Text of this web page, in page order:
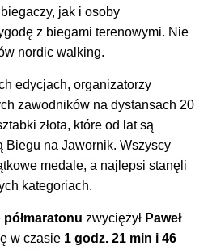
jak i osoby
z biegami terenowymi. Nie
nordic walking.
edycjach, organizatorzy
zawodników na dystansach 20
złota, które od lat są
Biegu na Jawornik. Wszyscy
medale, a najlepsi stanęli
kategoriach.
półmaratonu zwyciężył Paweł
w czasie 1 godz. 21 min i 46